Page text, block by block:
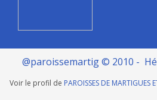
@paroissemartig © 2010 -
Voir le profil de PAROISSES DE MARTIGUES